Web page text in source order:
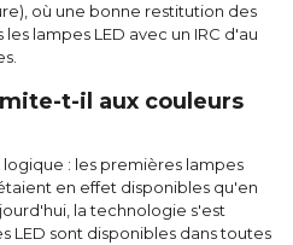
où une bonne restitution des
lampes LED avec un IRC d'au
t-il aux couleurs
: les premières lampes
en effet disponibles qu'en
la technologie s'est
sont disponibles dans toutes